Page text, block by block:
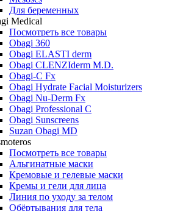
Для беременных
Medical
Посмотреть все товары
Obagi 360
Obagi ELASTI derm
Obagi CLENZIderm M.D.
Obagi-C Fx
Obagi Hydrate Facial Moisturizers
Obagi Nu-Derm Fx
Obagi Professional C
Obagi Sunscreens
Suzan Obagi MD
Посмотреть все товары
Альгинатные маски
Кремовые и гелевые маски
Кремы и гели для лица
Линия по уходу за телом
Обёртывания для тела